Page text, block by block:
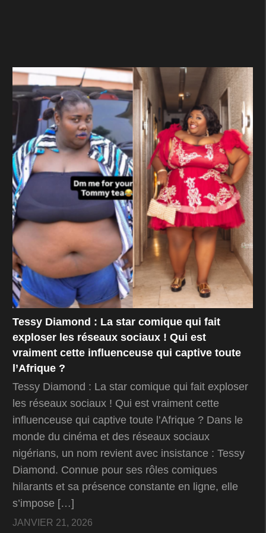
Tessy Diamond : La star comique qui fait
exploser les réseaux sociaux ! Qui est
vraiment cette influenceuse qui captive toute
l’Afrique ?
Tessy Diamond : La star comique qui fait exploser
les réseaux sociaux ! Qui est vraiment cette
influenceuse qui captive toute l’Afrique ? Dans le
monde du cinéma et des réseaux sociaux
nigérians, un nom revient avec insistance : Tessy
Diamond. Connue pour ses rôles comiques
hilarants et sa présence constante en ligne, elle
s’impose […]
JANVIER 21, 2026